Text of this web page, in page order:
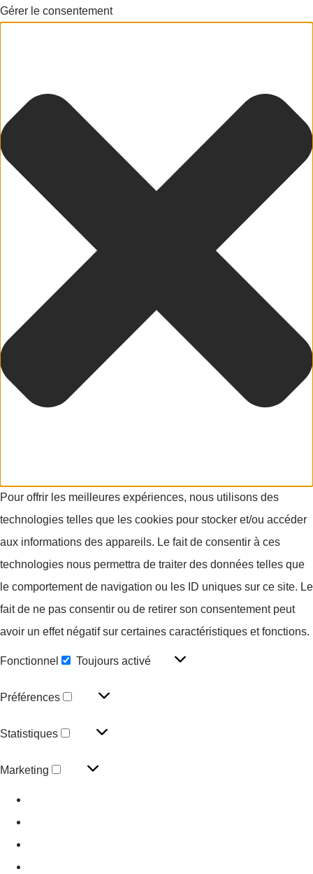
Gérer le consentement
Pour offrir les meilleures expériences, nous utilisons des
technologies telles que les cookies pour stocker et/ou accéder
aux informations des appareils. Le fait de consentir à ces
technologies nous permettra de traiter des données telles que
le comportement de navigation ou les ID uniques sur ce site. Le
fait de ne pas consentir ou de retirer son consentement peut
avoir un effet négatif sur certaines caractéristiques et fonctions.
Fonctionnel Toujours activé
Préférences
Statistiques
Marketing